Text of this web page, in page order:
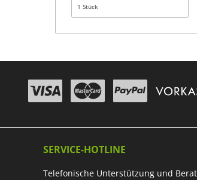
1 Stück
SERVICE-HOTLINE
Telefonische Unterstützung und